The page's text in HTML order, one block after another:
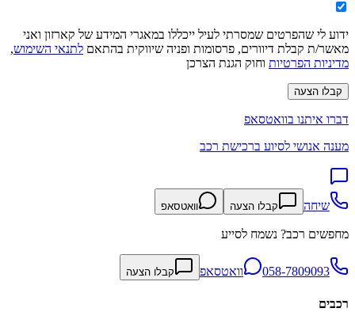
ידוע לי שהפרטים שמסרתי לעיל ייכללו במאגרי המידע של קארזון ואני
מאשר/ת קבלת דיוורים, פרסומות ופניה שיווקית בהתאם לתנאי השימוש,
מדיניות הפרטיות וחוק הגנת הצרכן
קבלו הצעה
דברו איתנו בוואטסאפ
מענה אנושי לסיוע ברכישת רכב
שיחה קבלו הצעה וואטסאפ
מחפשים רכב? נשמח לסייע
058-7809093 וואטסאפ קבלו הצעה
רכבים